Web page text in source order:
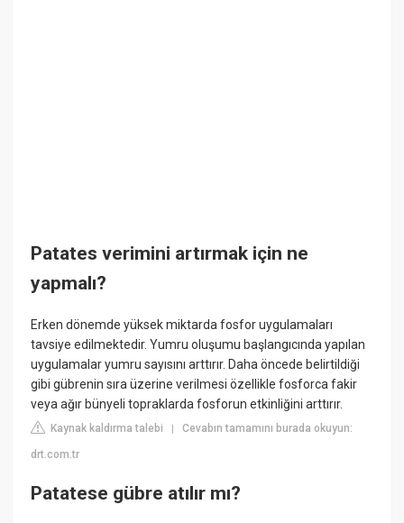
Patates verimini artırmak için ne
yapmalı?
Erken dönemde yüksek miktarda fosfor uygulamaları
tavsiye edilmektedir. Yumru oluşumu başlangıcında yapılan
uygulamalar yumru sayısını arttırır. Daha öncede belirtildiği
gibi gübrenin sıra üzerine verilmesi özellikle fosforca fakir
veya ağır bünyeli topraklarda fosforun etkinliğini arttırır.
Kaynak kaldırma talebi |Cevabın tamamını burada okuyun:
drt.com.tr
Patatese gübre atılır mı?